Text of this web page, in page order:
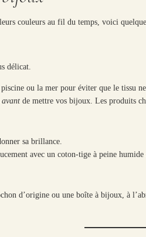
couleurs au fil du temps, voici
délicat.
ou la mer pour éviter que le tissu ne
avant de mettre vos bijoux. Les produits
sa brillance.
avec un coton-tige à peine
d’origine ou une boîte à bijoux, à